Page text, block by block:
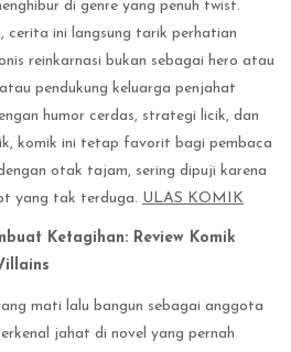
di genre yang penuh twist.
cerita ini langsung tarik perhatian
reinkarnasi bukan sebagai hero atau
pendukung keluarga penjahat
humor cerdas, strategi licik, dan
komik ini tetap favorit bagi pembaca
otak tajam, sering dipuji karena
yang tak terduga. ULAS KOMIK
Ketagihan: Review Komik
mati lalu bangun sebagai anggota
jahat di novel yang pernah